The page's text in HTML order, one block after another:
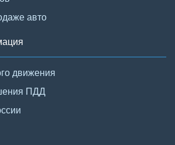
авто
движения
ПДД